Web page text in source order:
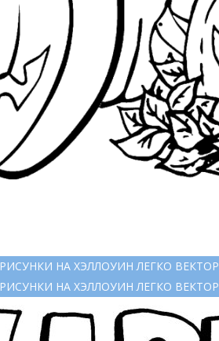
РИСУНКИ НА ХЭЛЛОУИН ЛЕГКО ВЕКТОР
РИСУНКИ НА ХЭЛЛОУИН ЛЕГКО ВЕКТОР